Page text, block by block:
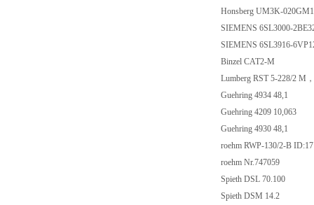
Honsberg UM3K-
SIEMENS 6SL3000-
SIEMENS 6SL3916-
Binzel CAT2-M
Lumberg RST 5-228/
Guehring 4934 48,1
Guehring 4209
Guehring 4930 48,1
roehm RWP-130/2-B
roehm Nr.747059
Spieth DSL 70.100
Spieth DSM 14.2